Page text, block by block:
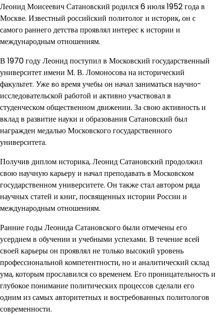
Леонид Моисеевич Сатановский родился 6 июля 1952 года в
Москве. Известный российский политолог и историк, он с
самого раннего детства проявлял интерес к истории и
международным отношениям.
В 1970 году Леонид поступил в Московский государственный
университет имени М. В. Ломоносова на исторический
факультет. Уже во время учебы он начал заниматься научно-
исследовательской работой и активно участвовал в
студенческом общественном движении. За свою активность и
вклад в развитие науки и образования Сатановский был
награжден медалью Московского государственного
университета.
Получив диплом историка, Леонид Сатановский продолжил
свою научную карьеру и начал преподавать в Московском
государственном университете. Он также стал автором ряда
научных статей и книг, посвященных истории России и
международным отношениям.
Ранние годы Леонида Сатановского были отмечены его
усердием в обучении и учебными успехами. В течение всей
своей карьеры он проявлял не только высокий уровень
профессиональной компетентности, но и аналитический склад
ума, которым прославился со временем. Его проницательность и
глубокое понимание политических процессов сделали его
одним из самых авторитетных и востребованных политологов
современности.